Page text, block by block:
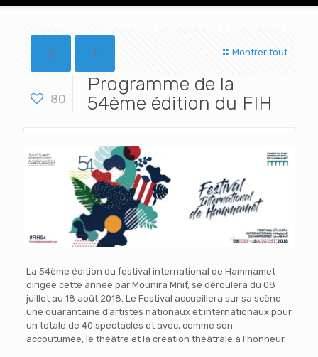
Montrer tout
80
Programme de la
54ème édition du FIH
La 54ème édition du festival international de Hammamet
dirigée cette année par Mounira Mnif, se déroulera du 08
juillet au 18 août 2018. Le Festival accueillera sur sa scène
une quarantaine d’artistes nationaux et internationaux pour
un totale de 40 spectacles et avec, comme son
accoutumée, le théâtre et la création théâtrale à l’honneur.